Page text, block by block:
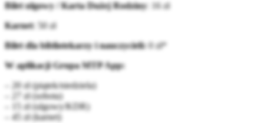
Bilet ulgowy / Karta Dużej Rodziny: 16 zł
Karnet: 50 zł
Bilet dla bibliotekarzy i nauczycieli:0 zł*
W aplikacji Grupa MTP App:
– 20 zł (piątek/niedziela)
– 27 zł (sobota)
– 15 zł (ulgowy/KDR)
– 45 zł (karnet)